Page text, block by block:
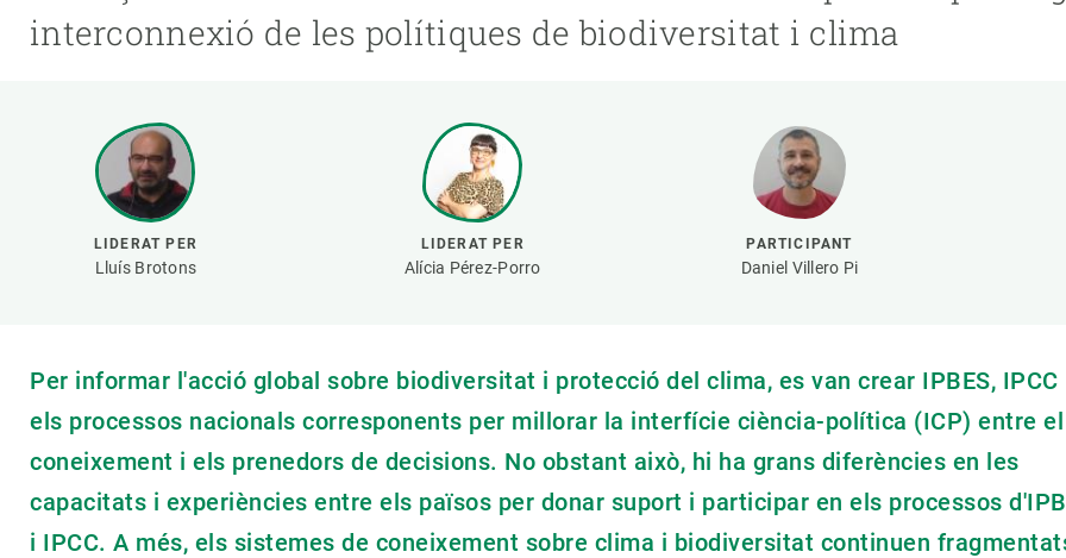
interconnexió de les polítiques de biodiversitat i clima
LIDERAT PER
Lluís Brotons
LIDERAT PER
Alícia Pérez-Porro
PARTICIPANT
Daniel Villero Pi
Per informar l'acció global sobre biodiversitat i protecció del clima, es van crear IPBES, IPCC
els processos nacionals corresponents per millorar la interfície ciència-política (ICP) entre el
coneixement i els prenedors de decisions. No obstant això, hi ha grans diferències en les
capacitats i experiències entre els països per donar suport i participar en els processos
i IPCC. A més, els sistemes de coneixement sobre clima i biodiversitat continuen
Marca i logotips
Infraestructures
Ciència oberta i gestió del coneixement
Documentació
Temes transversals
Programa de màsters i doctorat
Vine de visitant o sabàtic
Desenvolupament de carrera
Seminaris i activitats internes